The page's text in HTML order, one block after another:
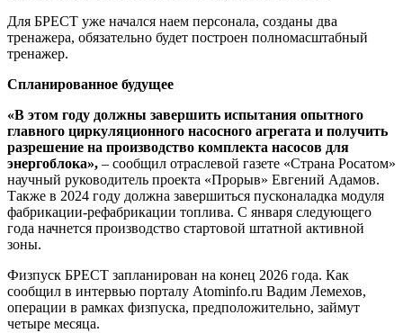
Для БРЕСТ уже начался наем персонала, созданы два
тренажера, обязательно будет построен полномасштабный
тренажер.
Спланированное будущее
«В этом году должны завершить испытания опытного
главного циркуляционного насосного агрегата и получить
разрешение на производство комплекта насосов для
энергоблока», – сообщил отраслевой газете «Страна Росатом»
научный руководитель проекта «Прорыв» Евгений Адамов.
Также в 2024 году должна завершиться пусконаладка модуля
фабрикации-рефабрикации топлива. С января следующего
года начнется производство стартовой штатной активной
зоны.
Физпуск БРЕСТ запланирован на конец 2026 года. Как
сообщил в интервью порталу Atominfo.ru Вадим Лемехов,
операции в рамках физпуска, предположительно, займут
четыре месяца.